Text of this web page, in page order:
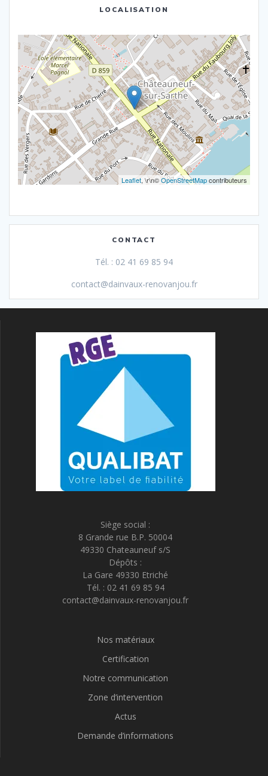
LOCALISATION
Leaflet, \r\n©OpenStreetMapcontributeurs
CONTACT
Tél. : 02 41 69 85 94
contact@dainvaux-renovanjou.fr
Siège social :
8 Grande rue B.P. 50004
49330 Chateauneuf s/S
Dépôts :
La Gare 49330 Etriché
Tél. : 02 41 69 85 94
contact@dainvaux-renovanjou.fr
Nos matériaux
Certification
Notre communication
Zone d’intervention
Actus
Demande d’informations